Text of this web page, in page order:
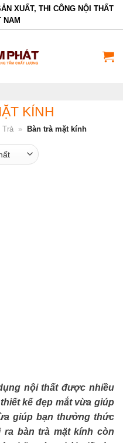
XUẤT, THI CÔNG NỘI THẤT
NAM
KÍNH
Trà » Bàn trà mặt kính
₫.
nội thất được nhiều
kế đẹp mắt vừa giúp
giúp bạn thưởng thức
ra bàn trà mặt kính còn